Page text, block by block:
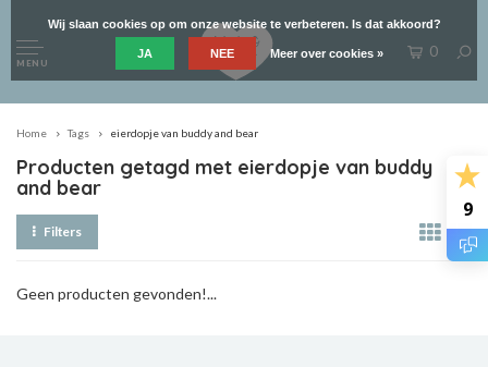
9
MENU
0
Home Tags eierdopje van buddy and bear
Producten getagd met eierdopje van buddy
and bear
Filters
Geen producten gevonden!...
Wij slaan cookies op om onze website te verbeteren. Is dat akkoord?
JA NEE Meer over cookies »